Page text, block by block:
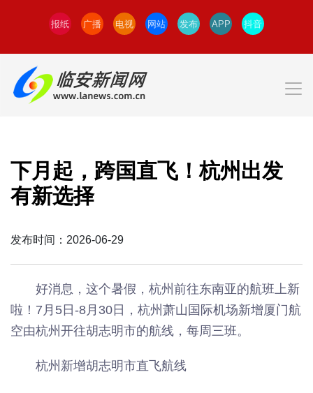
报纸 广播 电视 网站 发布 APP 抖音
下月起，跨国直飞！杭州出发
有新选择
发布时间：2026-06-29
好消息，这个暑假，杭州前往东南亚的航班上新
啦！7月5日-8月30日，杭州萧山国际机场新增厦门航
空由杭州开往胡志明市的航线，每周三班。
杭州新增胡志明市直飞航线